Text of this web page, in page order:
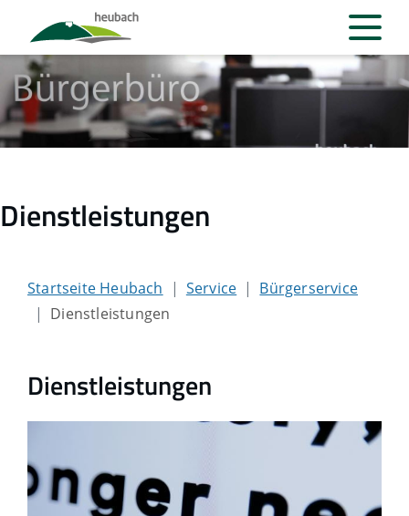
Dienstleistungen
Startseite Heubach Service
Bürgerservice
Dienstleistungen
Dienstleistungen